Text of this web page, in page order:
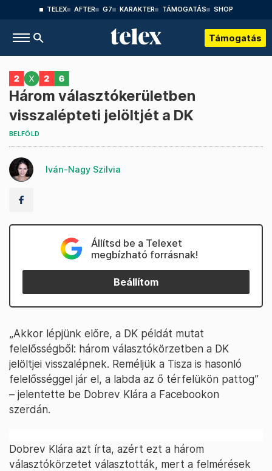
TELEX AFTER G7 KARAKTER TÁMOGATÁS SHOP
Támogatás
Három választókerületben
visszalépteti jelöltjét a DK
BELFÖLD
Iván-Nagy Szilvia
Állítsd be a Telexet
megbízható forrásnak!
Beállítom
„Akkor lépjünk előre, a DK példát mutat
felelősségből: három választókörzetben a DK
jelöltjei visszalépnek. Reméljük a Tisza is hasonló
felelősséggel jár el, a labda az ő térfelükön pattog”
– jelentette be Dobrev Klára a Facebookon
szerdán.
Dobrev Klára azt írta, azért ezt a három
választókörzetet választották, mert a felmérések